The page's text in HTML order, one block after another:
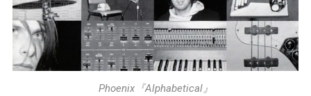
Phoenix『Alphabetical』